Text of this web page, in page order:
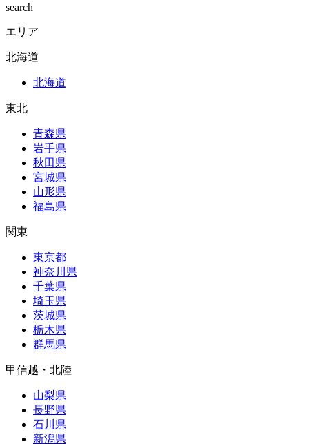
search
エリア
北海道
北海道
東北
青森県
岩手県
秋田県
宮城県
山形県
福島県
関東
東京都
神奈川県
千葉県
埼玉県
茨城県
栃木県
群馬県
甲信越・北陸
山梨県
長野県
石川県
新潟県